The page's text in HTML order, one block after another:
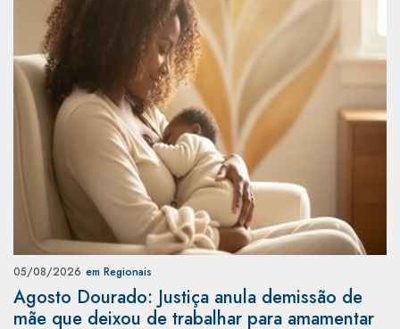
05/08/2026 em Regionais
Agosto Dourado: Justiça anula demissão de
mãe que deixou de trabalhar para amamentar